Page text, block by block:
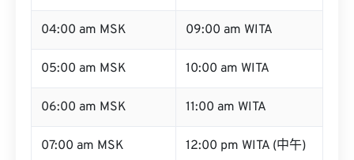
04:00 am MSK 09:00 am WITA
05:00 am MSK 10:00 am WITA
06:00 am MSK 11:00 am WITA
07:00 am MSK 12:00 pm WITA (中午)